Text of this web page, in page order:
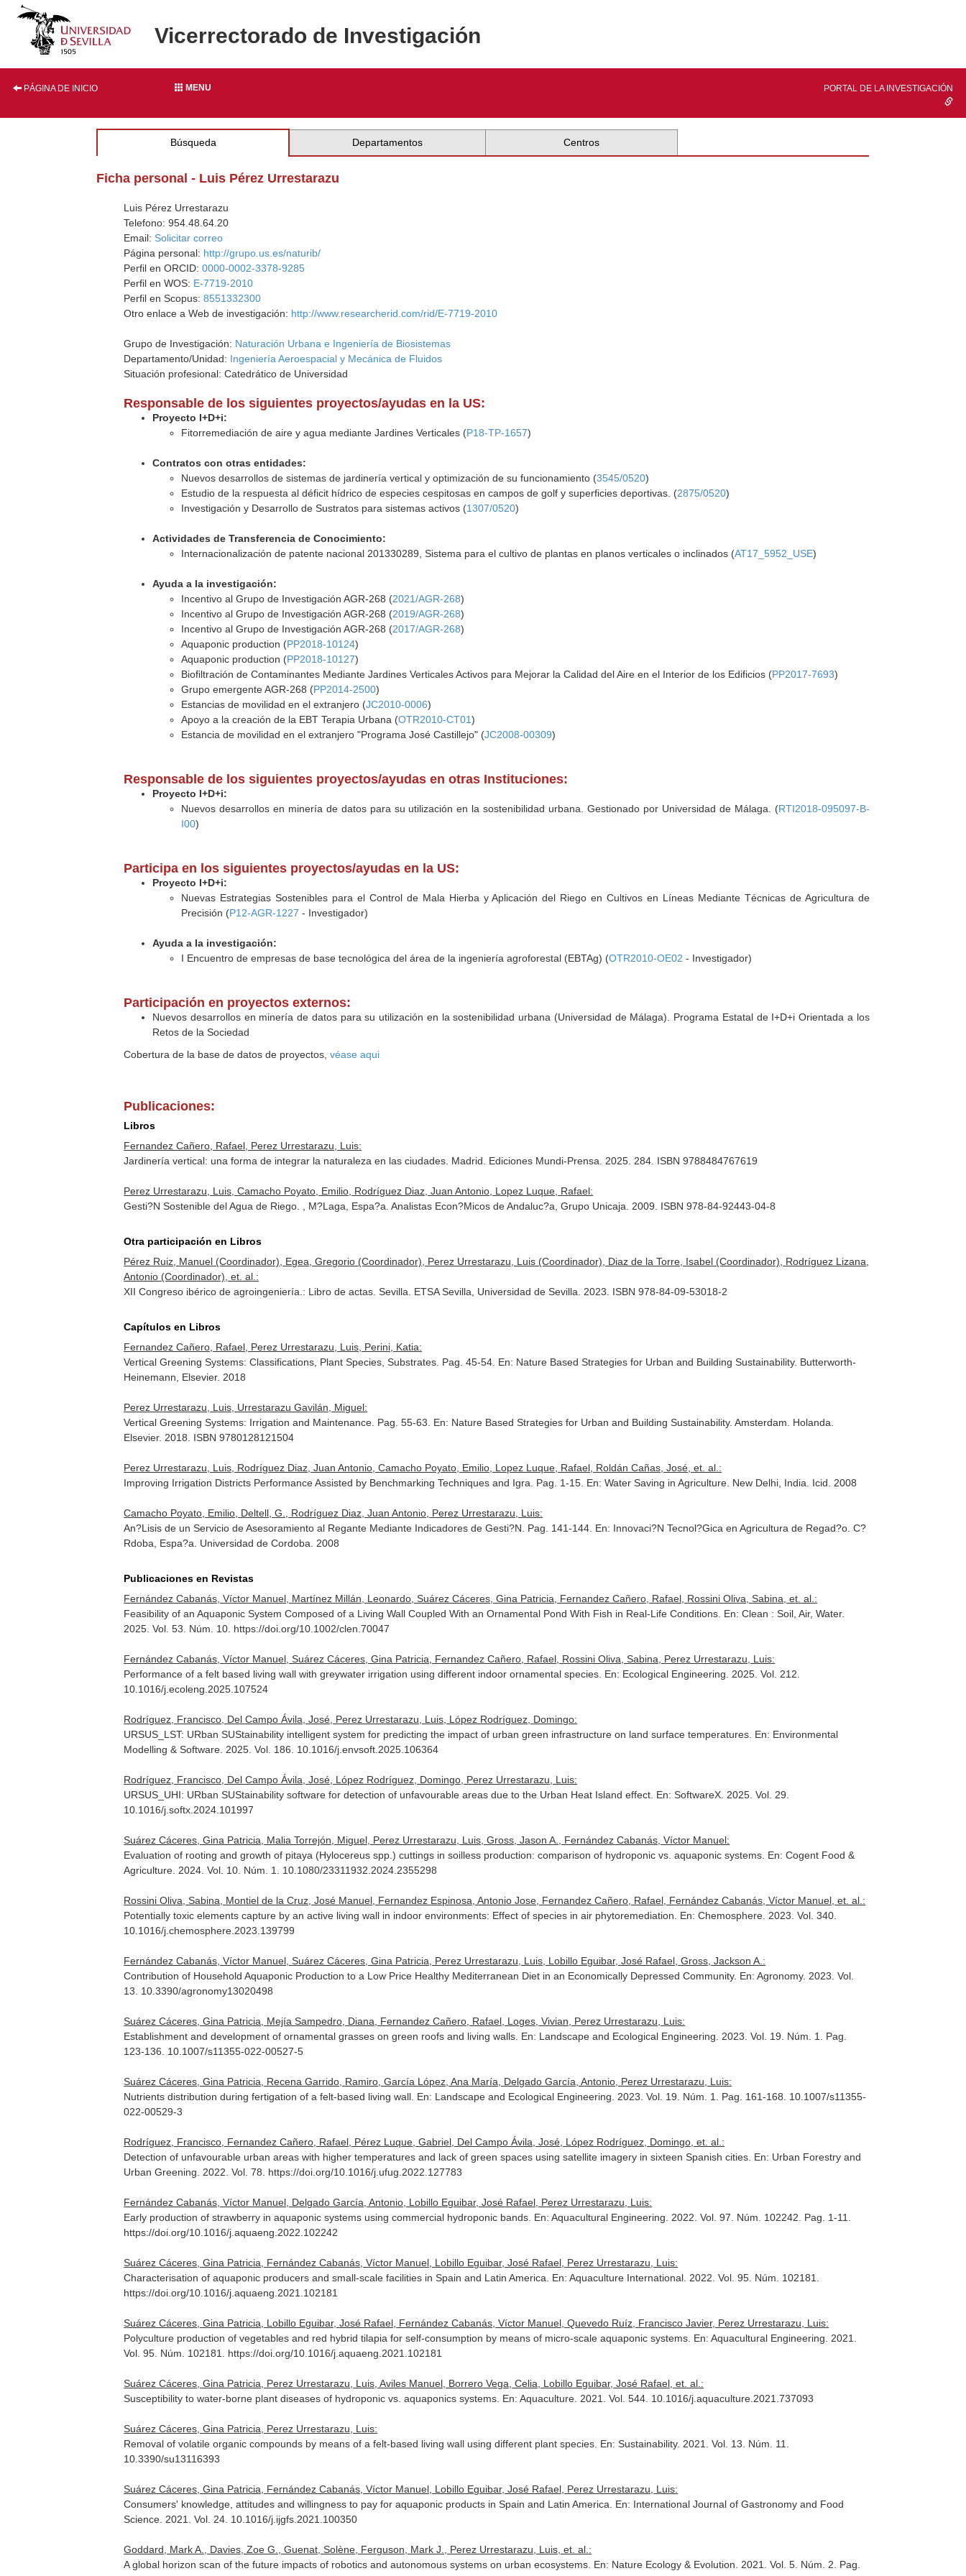
Vicerrectorado de Investigación
PÁGINA DE INICIO MENU PORTAL DE LA INVESTIGACIÓN
Búsqueda Departamentos Centros
Ficha personal - Luis Pérez Urrestarazu
Luis Pérez Urrestarazu
Telefono: 954.48.64.20
Email: Solicitar correo
Página personal: http://grupo.us.es/naturib/
Perfil en ORCID:0000-0002-3378-9285
Perfil en WOS: E-7719-2010
Perfil en Scopus:8551332300
Otro enlace a Web de investigación: http://www.researcherid.com/rid/E-7719-2010
Grupo de Investigación: Naturación Urbana e Ingeniería de Biosistemas
Departamento/Unidad: Ingeniería Aeroespacial y Mecánica de Fluidos
Situación profesional: Catedrático de Universidad
Responsable de los siguientes proyectos/ayudas en la US:
Proyecto I+D+i:
Fitorremediación de aire y agua mediante Jardines Verticales (P18-TP-1657)
Contratos con otras entidades:
Nuevos desarrollos de sistemas de jardinería vertical y optimización de su funcionamiento (3545/0520)
Estudio de la respuesta al déficit hídrico de especies cespitosas en campos de golf y superficies deportivas. (2875/0520)
Investigación y Desarrollo de Sustratos para sistemas activos (1307/0520)
Actividades de Transferencia de Conocimiento:
Internacionalización de patente nacional 201330289, Sistema para el cultivo de plantas en planos verticales o inclinados (AT17_5952_USE)
Ayuda a la investigación:
Incentivo al Grupo de Investigación AGR-268 (2021/AGR-268)
Incentivo al Grupo de Investigación AGR-268 (2019/AGR-268)
Incentivo al Grupo de Investigación AGR-268 (2017/AGR-268)
Aquaponic production (PP2018-10124)
Aquaponic production (PP2018-10127)
Biofiltración de Contaminantes Mediante Jardines Verticales Activos para Mejorar la Calidad del Aire en el Interior de los Edificios (PP2017-7693)
Grupo emergente AGR-268 (PP2014-2500)
Estancias de movilidad en el extranjero (JC2010-0006)
Apoyo a la creación de la EBT Terapia Urbana (OTR2010-CT01)
Estancia de movilidad en el extranjero "Programa José Castillejo" (JC2008-00309)
Responsable de los siguientes proyectos/ayudas en otras Instituciones:
Proyecto I+D+i:
Nuevos desarrollos en minería de datos para su utilización en la sostenibilidad urbana. Gestionado por Universidad de Málaga. (RTI2018-095097-B-
I00)
Participa en los siguientes proyectos/ayudas en la US:
Proyecto I+D+i:
Nuevas Estrategias Sostenibles para el Control de Mala Hierba y Aplicación del Riego en Cultivos en Líneas Mediante Técnicas de Agricultura de
Precisión (P12-AGR-1227 - Investigador)
Ayuda a la investigación:
I Encuentro de empresas de base tecnológica del área de la ingeniería agroforestal (EBTAg) (OTR2010-OE02 - Investigador)
Participación en proyectos externos:
Nuevos desarrollos en minería de datos para su utilización en la sostenibilidad urbana (Universidad de Málaga). Programa Estatal de I+D+i Orientada a los
Retos de la Sociedad
Cobertura de la base de datos de proyectos,véase aqui
Publicaciones:
Libros
Fernandez Cañero, Rafael, Perez Urrestarazu, Luis:
Jardinería vertical: una forma de integrar la naturaleza en las ciudades. Madrid. Ediciones Mundi-Prensa. 2025. 284. ISBN 9788484767619
Perez Urrestarazu, Luis, Camacho Poyato, Emilio, Rodríguez Diaz, Juan Antonio, Lopez Luque, Rafael:
Gesti?N Sostenible del Agua de Riego. , M?Laga, Espa?a. Analistas Econ?Micos de Andaluc?a, Grupo Unicaja. 2009. ISBN 978-84-92443-04-8
Otra participación en Libros
Pérez Ruiz, Manuel (Coordinador), Egea, Gregorio (Coordinador), Perez Urrestarazu, Luis (Coordinador), Diaz de la Torre, Isabel (Coordinador), Rodríguez Lizana,
Antonio (Coordinador), et. al.:
XII Congreso ibérico de agroingeniería.: Libro de actas. Sevilla. ETSA Sevilla, Universidad de Sevilla. 2023. ISBN 978-84-09-53018-2
Capítulos en Libros
Fernandez Cañero, Rafael, Perez Urrestarazu, Luis, Perini, Katia:
Vertical Greening Systems: Classifications, Plant Species, Substrates. Pag. 45-54. En: Nature Based Strategies for Urban and Building Sustainability. Butterworth-
Heinemann, Elsevier. 2018
Perez Urrestarazu, Luis, Urrestarazu Gavilán, Miguel:
Vertical Greening Systems: Irrigation and Maintenance. Pag. 55-63. En: Nature Based Strategies for Urban and Building Sustainability. Amsterdam. Holanda.
Elsevier. 2018. ISBN 9780128121504
Perez Urrestarazu, Luis, Rodríguez Diaz, Juan Antonio, Camacho Poyato, Emilio, Lopez Luque, Rafael, Roldán Cañas, José, et. al.:
Improving Irrigation Districts Performance Assisted by Benchmarking Techniques and Igra. Pag. 1-15. En: Water Saving in Agriculture . New Delhi, India. Icid. 2008
Camacho Poyato, Emilio, Deltell, G., Rodríguez Diaz, Juan Antonio, Perez Urrestarazu, Luis:
An?Lisis de un Servicio de Asesoramiento al Regante Mediante Indicadores de Gesti?N. Pag. 141-144. En: Innovaci?N Tecnol?Gica en Agricultura de Regad?o . C?
Rdoba, Espa?a. Universidad de Cordoba. 2008
Publicaciones en Revistas
Fernández Cabanás, Víctor Manuel, Martínez Millán, Leonardo, Suárez Cáceres, Gina Patricia, Fernandez Cañero, Rafael, Rossini Oliva, Sabina, et. al.:
Feasibility of an Aquaponic System Composed of a Living Wall Coupled With an Ornamental Pond With Fish in Real-Life Conditions. En: Clean : Soil, Air, Water.
2025. Vol. 53. Núm. 10. https://doi.org/10.1002/clen.70047
Fernández Cabanás, Víctor Manuel, Suárez Cáceres, Gina Patricia, Fernandez Cañero, Rafael, Rossini Oliva, Sabina, Perez Urrestarazu, Luis:
Performance of a felt based living wall with greywater irrigation using different indoor ornamental species. En: Ecological Engineering . 2025. Vol. 212.
10.1016/j.ecoleng.2025.107524
Rodríguez, Francisco, Del Campo Ávila, José, Perez Urrestarazu, Luis, López Rodríguez, Domingo:
URSUS_LST: URban SUStainability intelligent system for predicting the impact of urban green infrastructure on land surface temperatures. En: Environmental
Modelling & Software . 2025. Vol. 186. 10.1016/j.envsoft.2025.106364
Rodríguez, Francisco, Del Campo Ávila, José, López Rodríguez, Domingo, Perez Urrestarazu, Luis:
URSUS_UHI: URban SUStainability software for detection of unfavourable areas due to the Urban Heat Island effect. En: SoftwareX . 2025. Vol. 29.
10.1016/j.softx.2024.101997
Suárez Cáceres, Gina Patricia, Malia Torrejón, Miguel, Perez Urrestarazu, Luis, Gross, Jason A., Fernández Cabanás, Víctor Manuel:
Evaluation of rooting and growth of pitaya (Hylocereus spp.) cuttings in soilless production: comparison of hydroponic vs. aquaponic systems. En: Cogent Food &
Agriculture . 2024. Vol. 10. Núm. 1. 10.1080/23311932.2024.2355298
Rossini Oliva, Sabina, Montiel de la Cruz, José Manuel, Fernandez Espinosa, Antonio Jose, Fernandez Cañero, Rafael, Fernández Cabanás, Víctor Manuel, et. al.:
Potentially toxic elements capture by an active living wall in indoor environments: Effect of species in air phytoremediation. En: Chemosphere . 2023. Vol. 340.
10.1016/j.chemosphere.2023.139799
Fernández Cabanás, Víctor Manuel, Suárez Cáceres, Gina Patricia, Perez Urrestarazu, Luis, Lobillo Eguibar, José Rafael, Gross, Jackson A.:
Contribution of Household Aquaponic Production to a Low Price Healthy Mediterranean Diet in an Economically Depressed Community. En: Agronomy. 2023. Vol.
13. 10.3390/agronomy13020498
Suárez Cáceres, Gina Patricia, Mejía Sampedro, Diana, Fernandez Cañero, Rafael, Loges, Vivian, Perez Urrestarazu, Luis:
Establishment and development of ornamental grasses on green roofs and living walls. En: Landscape and Ecological Engineering . 2023. Vol. 19. Núm. 1. Pag.
123-136. 10.1007/s11355-022-00527-5
Suárez Cáceres, Gina Patricia, Recena Garrido, Ramiro, García López, Ana María, Delgado García, Antonio, Perez Urrestarazu, Luis:
Nutrients distribution during fertigation of a felt-based living wall. En: Landscape and Ecological Engineering . 2023. Vol. 19. Núm. 1. Pag. 161-168. 10.1007/s11355-
022-00529-3
Rodríguez, Francisco, Fernandez Cañero, Rafael, Pérez Luque, Gabriel, Del Campo Ávila, José, López Rodríguez, Domingo, et. al.:
Detection of unfavourable urban areas with higher temperatures and lack of green spaces using satellite imagery in sixteen Spanish cities. En: Urban Forestry and
Urban Greening . 2022. Vol. 78. https://doi.org/10.1016/j.ufug.2022.127783
Fernández Cabanás, Víctor Manuel, Delgado García, Antonio, Lobillo Eguibar, José Rafael, Perez Urrestarazu, Luis:
Early production of strawberry in aquaponic systems using commercial hydroponic bands. En: Aquacultural Engineering . 2022. Vol. 97. Núm. 102242. Pag. 1-11.
https://doi.org/10.1016/j.aquaeng.2022.102242
Suárez Cáceres, Gina Patricia, Fernández Cabanás, Víctor Manuel, Lobillo Eguibar, José Rafael, Perez Urrestarazu, Luis:
Characterisation of aquaponic producers and small-scale facilities in Spain and Latin America. En: Aquaculture International . 2022. Vol. 95. Núm. 102181.
https://doi.org/10.1016/j.aquaeng.2021.102181
Suárez Cáceres, Gina Patricia, Lobillo Eguibar, José Rafael, Fernández Cabanás, Víctor Manuel, Quevedo Ruíz, Francisco Javier, Perez Urrestarazu, Luis:
Polyculture production of vegetables and red hybrid tilapia for self-consumption by means of micro-scale aquaponic systems. En: Aquacultural Engineering . 2021.
Vol. 95. Núm. 102181. https://doi.org/10.1016/j.aquaeng.2021.102181
Suárez Cáceres, Gina Patricia, Perez Urrestarazu, Luis, Aviles Manuel, Borrero Vega, Celia, Lobillo Eguibar, José Rafael, et. al.:
Susceptibility to water-borne plant diseases of hydroponic vs. aquaponics systems. En: Aquaculture . 2021. Vol. 544. 10.1016/j.aquaculture.2021.737093
Suárez Cáceres, Gina Patricia, Perez Urrestarazu, Luis:
Removal of volatile organic compounds by means of a felt-based living wall using different plant species. En: Sustainability. 2021. Vol. 13. Núm. 11.
10.3390/su13116393
Suárez Cáceres, Gina Patricia, Fernández Cabanás, Víctor Manuel, Lobillo Eguibar, José Rafael, Perez Urrestarazu, Luis:
Consumers' knowledge, attitudes and willingness to pay for aquaponic products in Spain and Latin America. En: International Journal of Gastronomy and Food
Science . 2021. Vol. 24. 10.1016/j.ijgfs.2021.100350
Goddard, Mark A., Davies, Zoe G., Guenat, Solène, Ferguson, Mark J., Perez Urrestarazu, Luis, et. al.:
A global horizon scan of the future impacts of robotics and autonomous systems on urban ecosystems. En: Nature Ecology & Evolution . 2021. Vol. 5. Núm. 2. Pag.